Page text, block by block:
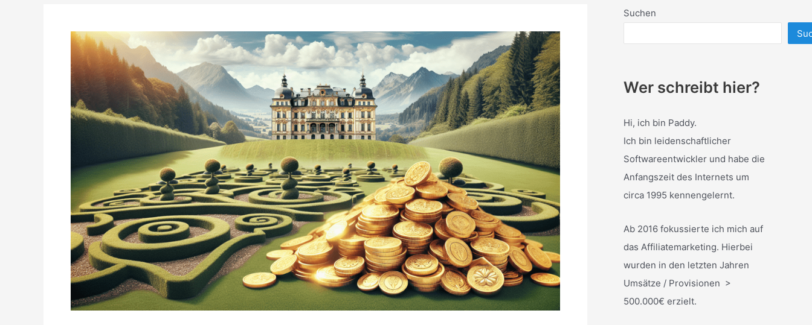
Suchen
Wer schreibt hier?
Hi, ich bin Paddy.
Ich bin leidenschaftlicher
Softwareentwickler und habe die
Anfangszeit des Internets um
circa 1995 kennengelernt.
Ab 2016 fokussierte ich mich auf
das Affiliatemarketing. Hierbei
wurden in den letzten Jahren
Umsätze / Provisionen >
500.000€ erzielt.